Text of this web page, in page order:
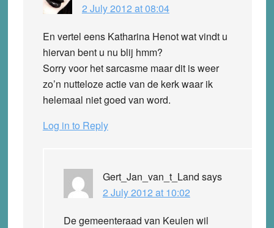
2 July 2012 at 08:04
En vertel eens Katharina Henot wat vindt u
hiervan bent u nu blij hmm?
Sorry voor het sarcasme maar dit is weer
zo’n nutteloze actie van de kerk waar ik
helemaal niet goed van word.
Log in to Reply
Gert_Jan_van_t_Land says
2 July 2012 at 10:02
De gemeenteraad van Keulen wil